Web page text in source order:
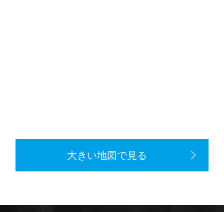
大きい地図で見る